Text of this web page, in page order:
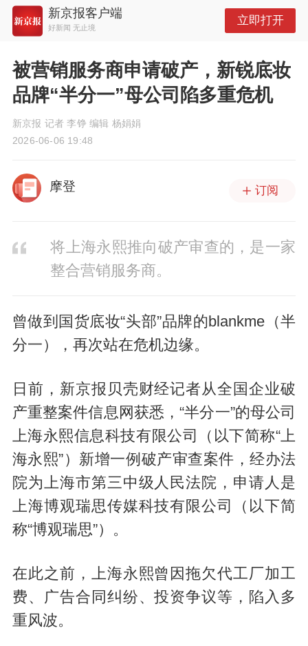
新京报客户端
好新闻 无止境
立即打开
被营销服务商申请破产，新锐底妆
品牌“半分一”母公司陷多重危机
新京报 记者 李铮 编辑 杨娟娟
2026-06-06 19:48
摩登 订阅
将上海永熙推向破产审查的，是一家
整合营销服务商。
曾做到国货底妆“头部”品牌的blankme（半
分一），再次站在危机边缘。
日前，新京报贝壳财经记者从全国企业破
产重整案件信息网获悉，“半分一”的母公司
上海永熙信息科技有限公司（以下简称“上
海永熙”）新增一例破产审查案件，经办法
院为上海市第三中级人民法院，申请人是
上海博观瑞思传媒科技有限公司（以下简
称“博观瑞思”）。
在此之前，上海永熙曾因拖欠代工厂加工
费、广告合同纠纷、投资争议等，陷入多
重风波。